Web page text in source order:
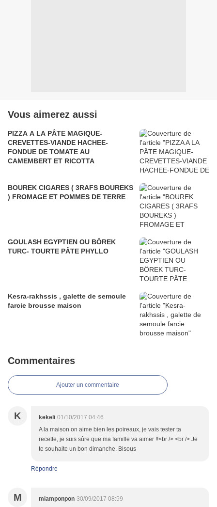
Vous aimerez aussi
PIZZA A LA PÂTE MAGIQUE-
CREVETTES-VIANDE HACHEE-
FONDUE DE TOMATE AU
CAMEMBERT ET RICOTTA
BOUREK CIGARES ( 3RAFS BOUREKS
) FROMAGE ET POMMES DE TERRE
GOULASH EGYPTIEN OU BÖREK
TURC- TOURTE PÂTE PHYLLO
Kesra-rakhssis , galette de semoule
farcie brousse maison
Commentaires
Ajouter un commentaire
K kekeli 01/10/2017 04:46
A la maison on aime bien les poireaux, je vais tester ta
recette, je suis sûre que ma famille va aimer !!<br /> <br /> Je
te souhaite un bon dimanche. Bisous
Répondre
M miamponpon 30/09/2017 08:59